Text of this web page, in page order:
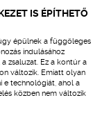
IS ÉPÍTHETŐ
épülnek a függőleges
indulásához
zsaluzat. Ez a kontúr a
változik. Emiatt olyan
e technológiát, ahol a
közben nem változik